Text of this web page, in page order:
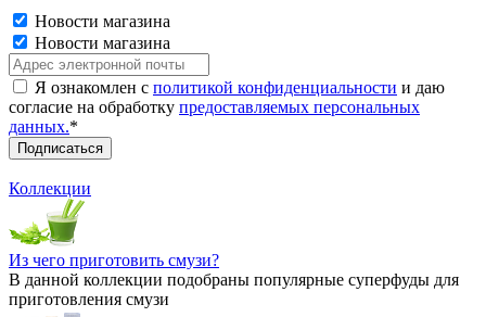
Новости магазина
Новости магазина
Я ознакомлен с политикой конфиденциальности и даю
согласие на обработку предоставляемых персональных
данных.*
Коллекции
Из чего приготовить смузи?
В данной коллекции подобраны популярные суперфуды для
приготовления смузи